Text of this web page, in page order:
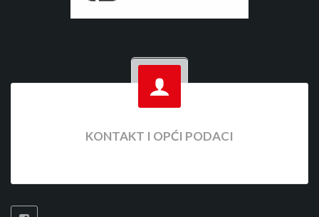
KONTAKT I OPĆI PODACI